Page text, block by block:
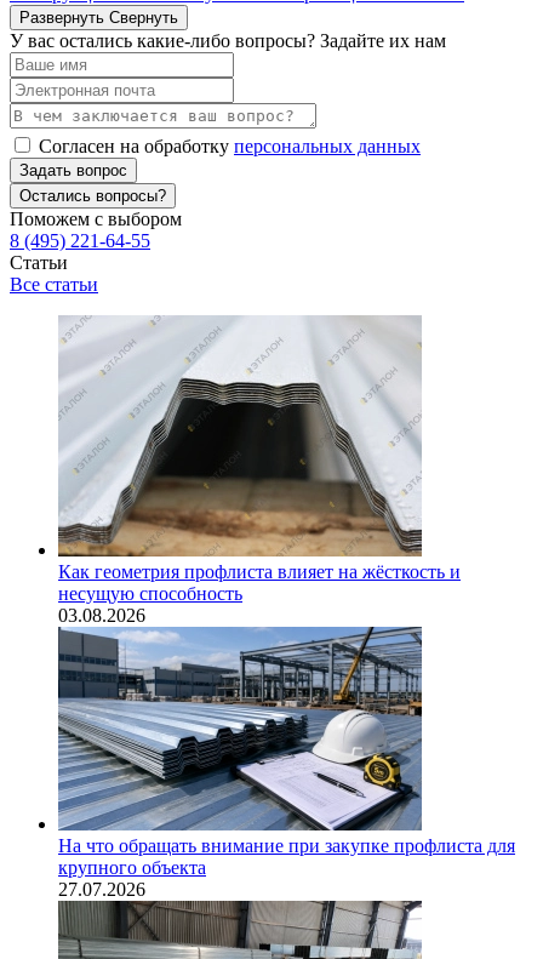
Развернуть Свернуть
У вас остались какие-либо вопросы? Задайте их нам
Согласен на обработку персональных данных
Задать вопрос
Остались вопросы?
Поможем с выбором
8 (495) 221-64-55
Статьи
Все статьи
Как геометрия профлиста влияет на жёсткость и
несущую способность
03.08.2026
На что обращать внимание при закупке профлиста для
крупного объекта
27.07.2026